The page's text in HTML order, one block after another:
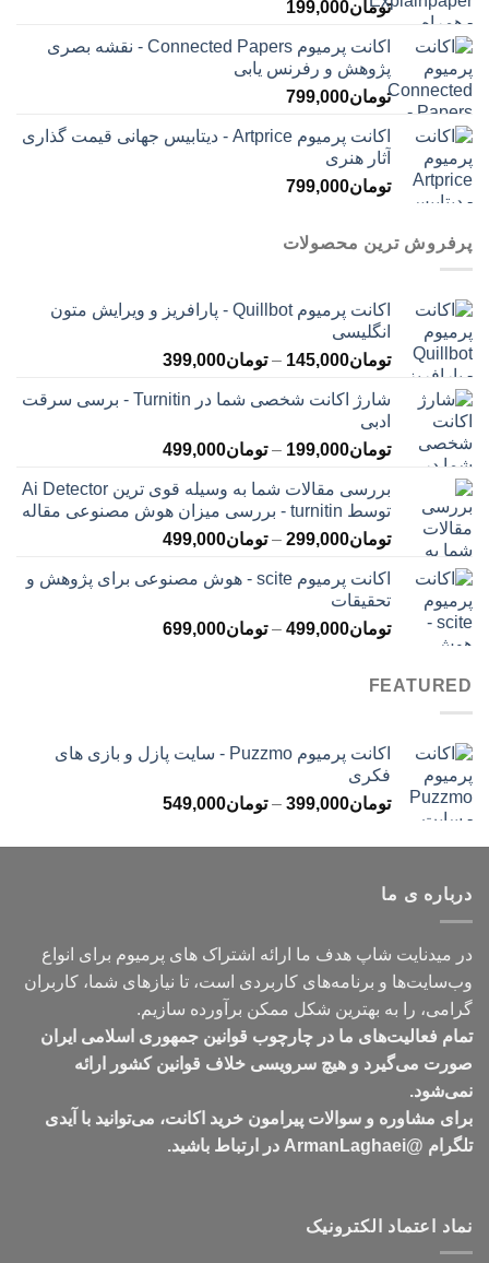
تومان199,000
اکانت پرمیوم Connected Papers - نقشه بصری
پژوهش و رفرنس یابی
تومان799,000
اکانت پرمیوم Artprice - دیتابیس جهانی قیمت ‌گذاری
آثار هنری
تومان799,000
پرفروش ترین محصولات
اکانت پرمیوم Quillbot - پارافریز و ویرایش متون
انگلیسی
تومان145,000
– تومان399,000محدوده
تومان145,000
تومان399,000
شارژ اکانت شخصی شما در Turnitin - برسی سرقت
ادبی
تومان199,000
– تومان499,000محدوده
تومان199,000
تا
تومان499,000
بررسی مقالات شما به وسیله قوی ترین Ai Detector
توسط turnitin - بررسی میزان هوش مصنوعی مقاله
تومان299,000
– تومان499,000محدوده
تومان299,000
تومان499,000
اکانت پرمیوم scite - هوش مصنوعی برای پژوهش و
تحقیقات
تومان499,000
– تومان699,000محدوده
FEATURED
اکانت پرمیوم Puzzmo - سایت پازل و بازی های
فکری
تومان399,000
– تومان549,000محدوده
تومان399,000
درباره ی ما
در میدنایت شاپ هدف ما ارائه اشتراک های پرمیوم برای انواع
وب‌سایت‌ها و برنامه‌های کاربردی است، تا نیازهای شما، کاربران
گرامی، را به بهترین شکل ممکن برآورده سازیم.
تمام فعالیت‌های ما در چارچوب قوانین جمهوری اسلامی ایران
صورت می‌گیرد و هیچ سرویسی خلاف قوانین کشور ارائه
نمی‌شود.
برای مشاوره و سوالات پیرامون خرید اکانت، می‌توانید با آیدی
تلگرام @ArmanLaghaei در ارتباط باشید.
نماد اعتماد الکترونیک